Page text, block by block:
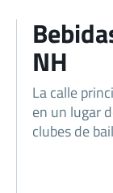
NH
La calle
en un lugar
clubes de